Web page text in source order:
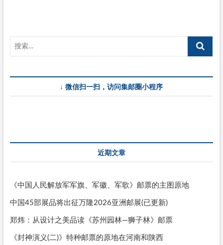
型
状
↓ 微信扫一扫，访问集邮圈小程序
近期文章
《中国人民解放军军旗、军徽、军歌》邮票的主图原地
中国45部展品将出征万隆2026亚洲邮展(已更新)
郑炜：从设计之美品读《苏州园林—狮子林》邮票
《封神演义(二)》特种邮票的原地在河南和陕西